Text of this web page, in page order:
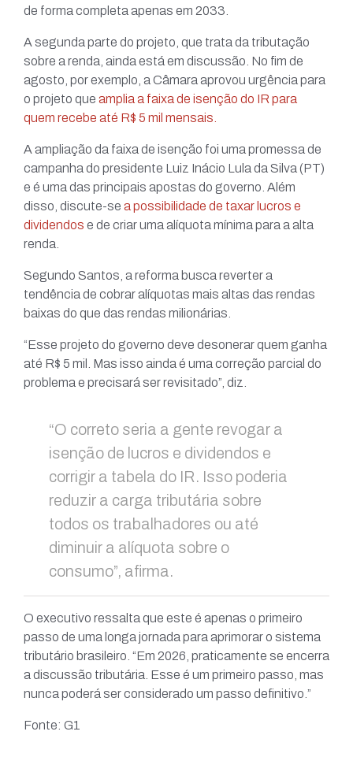
de forma completa apenas em 2033.
A segunda parte do projeto, que trata da tributação
sobre a renda, ainda está em discussão. No fim de
agosto, por exemplo, a Câmara aprovou urgência para
o projeto que amplia a faixa de isenção do IR para
quem recebe até R$ 5 mil mensais.
A ampliação da faixa de isenção foi uma promessa de
campanha do presidente Luiz Inácio Lula da Silva (PT)
e é uma das principais apostas do governo. Além
disso, discute-se a possibilidade de taxar lucros e
dividendos e de criar uma alíquota mínima para a alta
renda.
Segundo Santos, a reforma busca reverter a
tendência de cobrar alíquotas mais altas das rendas
baixas do que das rendas milionárias.
“Esse projeto do governo deve desonerar quem ganha
até R$ 5 mil. Mas isso ainda é uma correção parcial do
problema e precisará ser revisitado”, diz.
“O correto seria a gente revogar a
isenção de lucros e dividendos e
corrigir a tabela do IR. Isso poderia
reduzir a carga tributária sobre
todos os trabalhadores ou até
diminuir a alíquota sobre o
consumo”, afirma.
O executivo ressalta que este é apenas o primeiro
passo de uma longa jornada para aprimorar o sistema
tributário brasileiro. “Em 2026, praticamente se encerra
a discussão tributária. Esse é um primeiro passo, mas
nunca poderá ser considerado um passo definitivo.”
Fonte: G1